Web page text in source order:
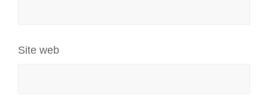
Site web